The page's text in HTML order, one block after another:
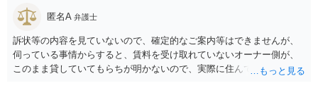
いうことも考えれるでしょう。
匿名A 弁護士
訴状等の内容を見ていないので、確定的なご案内等はできませんが、
伺っている事情からすると、賃料を受け取れていないオーナー側が、
このまま貸していてもらちが明かないので、実際に住んでいるあなた